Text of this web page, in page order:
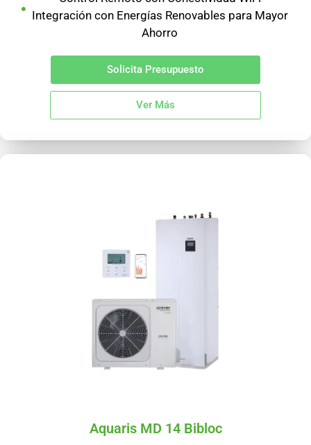
Integración con Energías Renovables para Mayor
Ahorro
Solicita Presupuesto
Ver Más
Aquaris MD 14 Bibloc